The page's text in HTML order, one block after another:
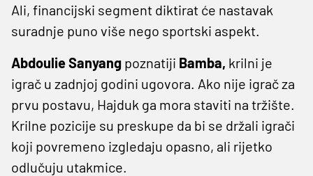
Ali, financijski segment diktirat će nastavak
suradnje puno više nego sportski aspekt.
Abdoulie Sanyang poznatiji Bamba, krilni je
igrač u zadnjoj godini ugovora. Ako nije igrač za
prvu postavu, Hajduk ga mora staviti na tržište.
Krilne pozicije su preskupe da bi se držali igrači
koji povremeno izgledaju opasno, ali rijetko
odlučuju utakmice.